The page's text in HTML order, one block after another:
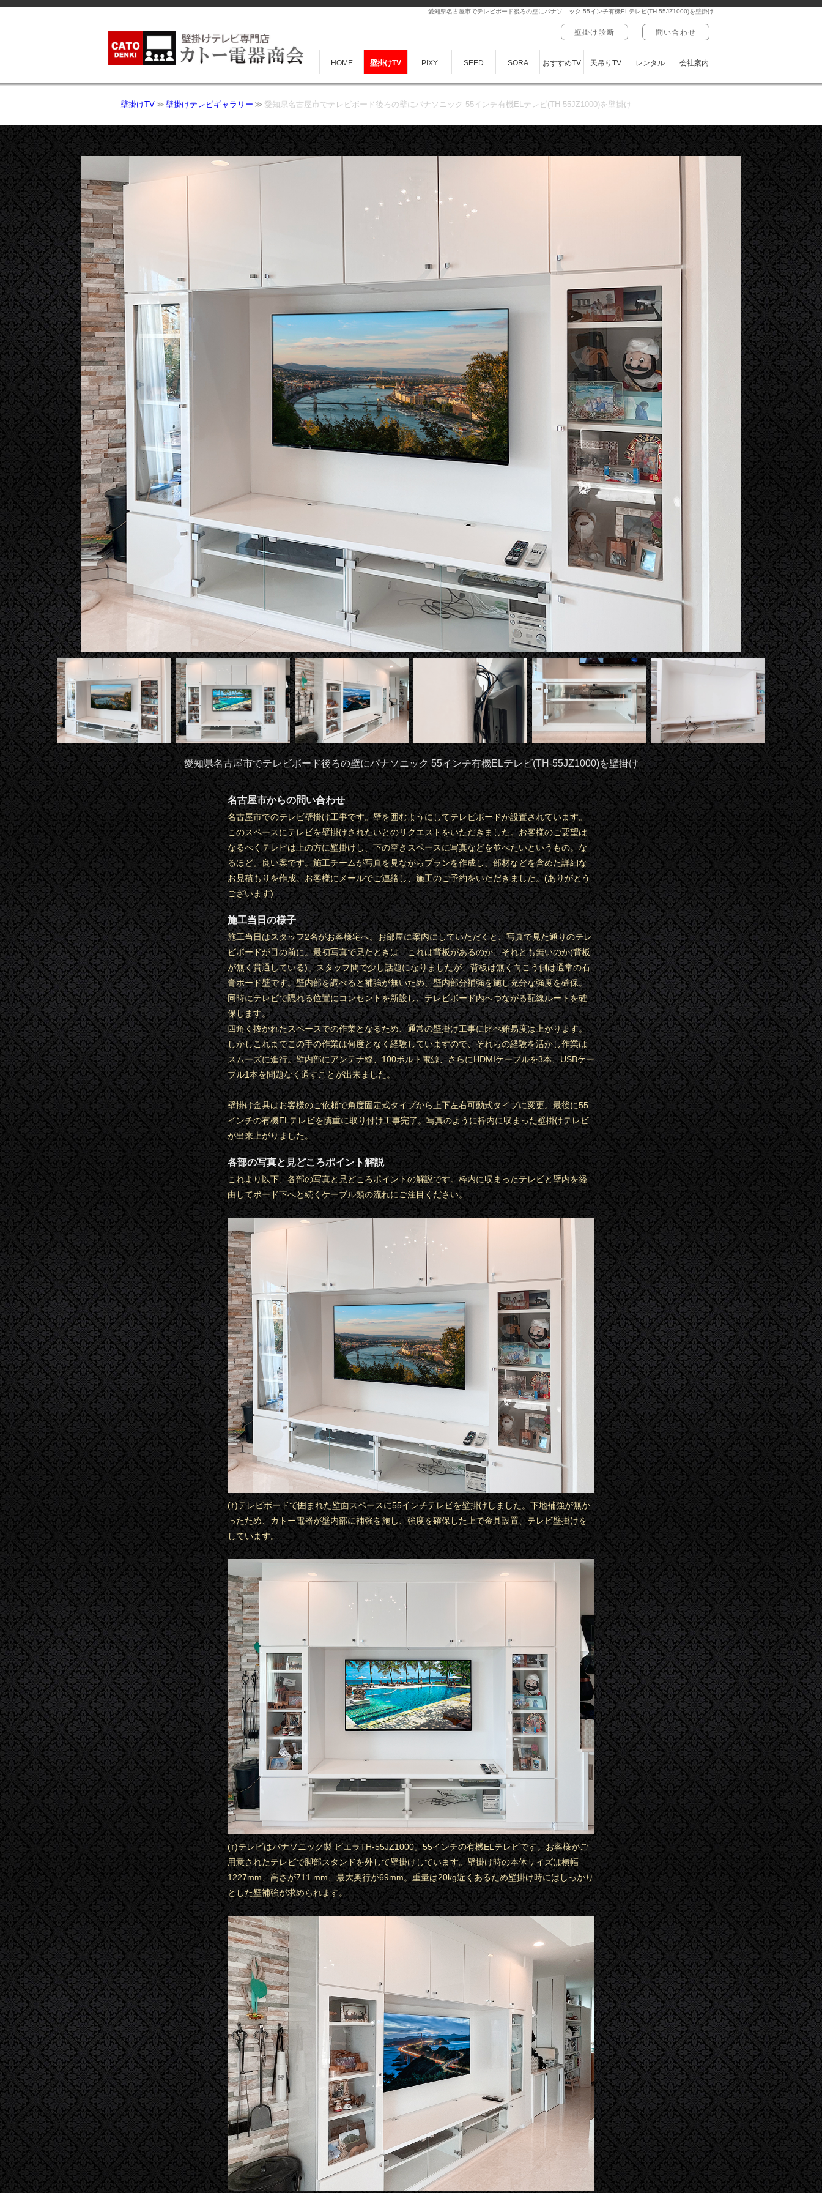
愛知県名古屋市でテレビボード後ろの壁にパナソニック 55インチ有機ELテレビ(TH-55JZ1000)を壁掛け
壁掛け診断 問い合わせ
HOME 壁掛けTV PIXY SEED SORA おすすめTV 天吊りTV レンタル 会社案内
壁掛けTV 壁掛けテレビギャラリー 愛知県名古屋市でテレビボード後ろの壁にパナソニック 55インチ有機ELテレビ(TH-55JZ1000)を壁掛け
愛知県名古屋市でテレビボード後ろの壁にパナソニック 55インチ有機ELテレビ(TH-55JZ1000)を壁掛け
名古屋市からの問い合わせ
名古屋市でのテレビ壁掛け工事です。壁を囲むようにしてテレビボードが設置されています。
このスペースにテレビを壁掛けされたいとのリクエストをいただきました。お客様のご要望は
なるべくテレビは上の方に壁掛けし、下の空きスペースに写真などを並べたいというもの。な
るほど。良い案です。施工チームが写真を見ながらプランを作成し、部材などを含めた詳細な
お見積もりを作成。お客様にメールでご連絡し、施工のご予約をいただきました。(ありがとう
ございます)
施工当日の様子
施工当日はスタッフ2名がお客様宅へ。お部屋に案内にしていただくと、写真で見た通りのテレ
ビボードが目の前に。最初写真で見たときは「これは背板があるのか、それとも無いのか(背板
が無く貫通している)」スタッフ間で少し話題になりましたが、背板は無く向こう側は通常の石
膏ボード壁です。壁内部を調べると補強が無いため、壁内部分補強を施し充分な強度を確保。
同時にテレビで隠れる位置にコンセントを新設し、テレビボード内へつながる配線ルートを確
保します。
四角く抜かれたスペースでの作業となるため、通常の壁掛け工事に比べ難易度は上がります。
しかしこれまでこの手の作業は何度となく経験していますので、それらの経験を活かし作業は
スムーズに進行。壁内部にアンテナ線、100ボルト電源、さらにHDMIケーブルを3本、USBケー
ブル1本を問題なく通すことが出来ました。
壁掛け金具はお客様のご依頼で角度固定式タイプから上下左右可動式タイプに変更。最後に55
インチの有機ELテレビを慎重に取り付け工事完了。写真のように枠内に収まった壁掛けテレビ
が出来上がりました。
各部の写真と見どころポイント解説
これより以下、各部の写真と見どころポイントの解説です。枠内に収まったテレビと壁内を経
由してボード下へと続くケーブル類の流れにご注目ください。
(↑)テレビボードで囲まれた壁面スペースに55インチテレビを壁掛けしました。下地補強が無か
ったため、カトー電器が壁内部に補強を施し、強度を確保した上で金具設置、テレビ壁掛けを
しています。
(↑)テレビはパナソニック製 ビエラTH-55JZ1000。55インチの有機ELテレビです。お客様がご
用意されたテレビで脚部スタンドを外して壁掛けしています。壁掛け時の本体サイズは横幅
1227mm、高さが711 mm、最大奥行が69mm。重量は20kg近くあるため壁掛け時にはしっかり
とした壁補強が求められます。